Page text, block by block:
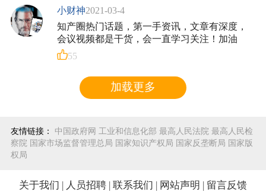
小财神2021-03-4
知产圈热门话题，第一手资讯，文章有深度，
会议视频都是干货，会一直学习关注！加油
55
加载更多
友情链接： 中国政府网 工业和信息化部 最高人民法院 最高人民检
察院 国家市场监督管理总局 国家知识产权局 国家反垄断局 国家版
权局
关于我们 人员招聘 联系我们 网站声明 留言反馈